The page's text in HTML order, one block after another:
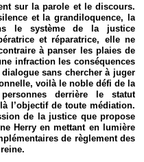
sur la parole et le discours.
et la grandiloquence, la
le système de la justice
et réparatrice, elle ne
à panser les plaies de
infraction les conséquences
sans chercher à juger
voilà le noble défi de la
derrière le statut
l’objectif de toute médiation.
de la justice que propose
Herry en mettant en lumière
de règlement des